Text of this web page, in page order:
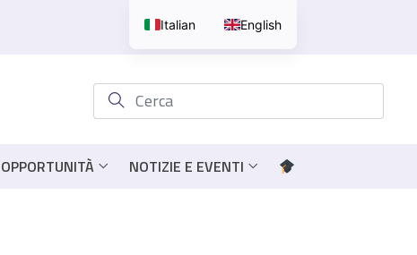
NOTIZIE E EVENTI
Italian English